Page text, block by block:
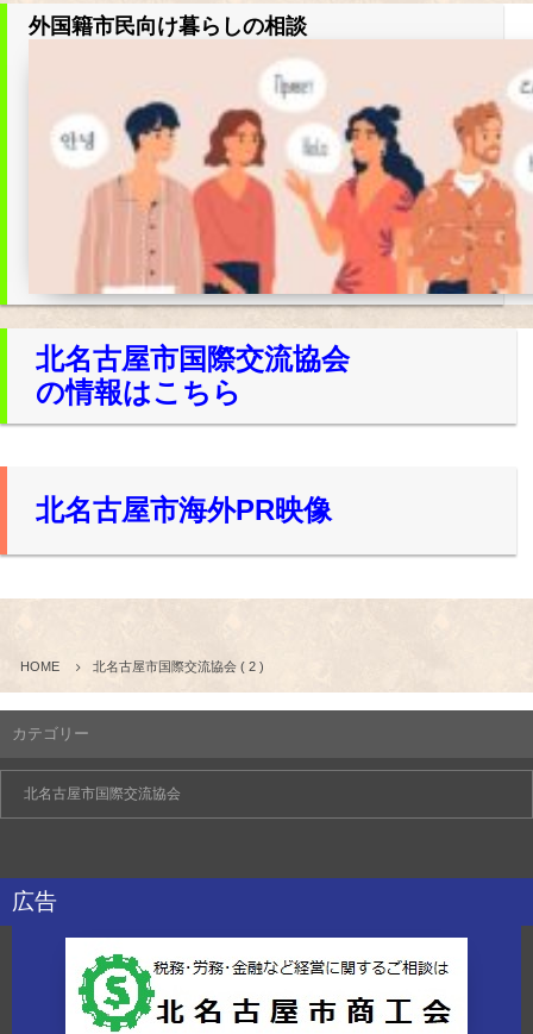
外国籍市民向け暮らしの相談
北名古屋市国際交流協会
の情報はこちら
北名古屋市海外PR映像
HOME 北名古屋市国際交流協会 ( 2 )
カテゴリー
広告